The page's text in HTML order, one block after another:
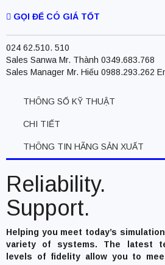
GỌI ĐỂ CÓ GIÁ TỐT
024 62.510. 510
Sales Sanwa Mr. Thành 0349.683.768
Sales Manager Mr. Hiếu 0988.293.262
THÔNG SỐ KỸ THUẬT
CHI TIẾT
THÔNG TIN HÃNG SẢN XUẤT
Reliability.
Support.
Helping you meet today’s
variety of systems. The latest
levels of fidelity allow you to